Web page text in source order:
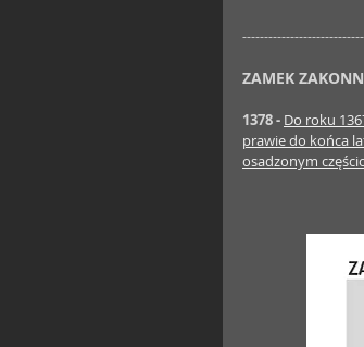
ZAMEK
1378 - Do roku
prawie do końca
osadzonym